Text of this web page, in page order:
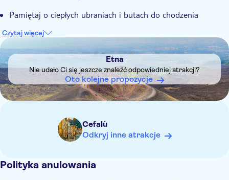
Pamiętaj o ciepłych ubraniach i butach do chodzenia
Czytaj więcej
Etna
Nie udało Ci się jeszcze znaleźć odpowiedniej atrakcji?
Oto kolejne propozycje
Cefalù
Odkryj inne atrakcje
Polityka anulowania